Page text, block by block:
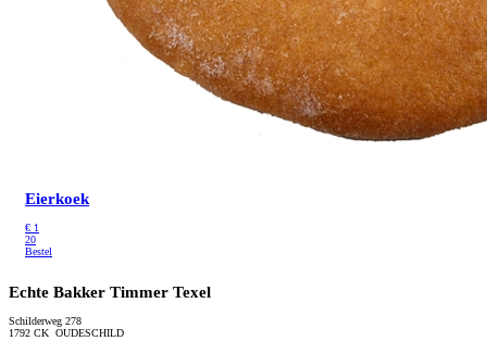
Eierkoek
€ 1
20
Bestel
Echte Bakker Timmer Texel
Schilderweg 278
1792 CK OUDESCHILD